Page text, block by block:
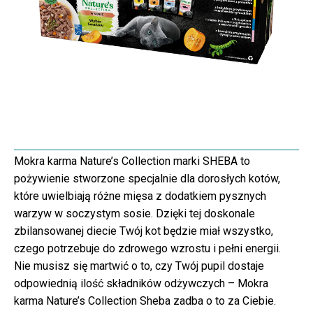
Mokra karma Nature’s Collection marki SHEBA to
pożywienie stworzone specjalnie dla dorosłych kotów,
które uwielbiają różne mięsa z dodatkiem pysznych
warzyw w soczystym sosie. Dzięki tej doskonale
zbilansowanej diecie Twój kot będzie miał wszystko,
czego potrzebuje do zdrowego wzrostu i pełni energii.
Nie musisz się martwić o to, czy Twój pupil dostaje
odpowiednią ilość składników odżywczych – Mokra
karma Nature’s Collection Sheba zadba o to za Ciebie.